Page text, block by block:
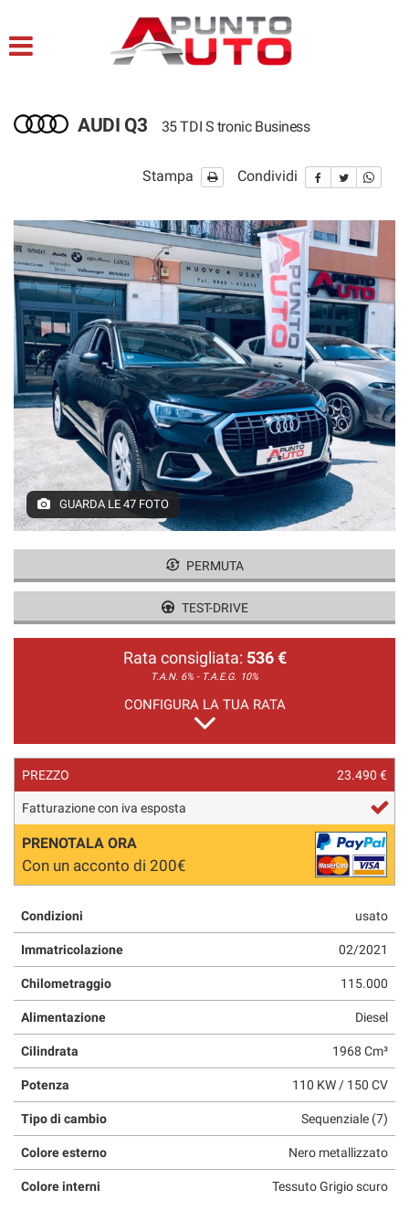
ACQUISTIAMO USATO
CONTATTI
AUDI Q3 35 TDI S tronic Business
Stampa Condividi
GUARDA LE 47 FOTO
PERMUTA
TEST-DRIVE
Rata consigliata: 536 €
T.A.N. 6% - T.A.E.G. 10%
CONFIGURA LA TUA RATA
PREZZO 23.490 €
Fatturazione con iva esposta
PRENOTALA ORA
Con un acconto di 200€
Condizioni usato
Immatricolazione 02/2021
Chilometraggio 115.000
Alimentazione Diesel
Cilindrata 1968 Cm³
Potenza 110 KW / 150 CV
Tipo di cambio Sequenziale (7)
Colore esterno Nero metallizzato
Colore interni Tessuto Grigio scuro